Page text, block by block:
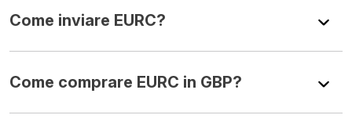
Come inviare EURC?
Come comprare EURC in GBP?